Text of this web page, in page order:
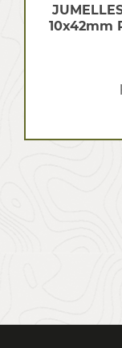
10x42mm